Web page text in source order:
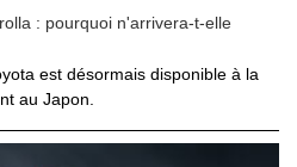
: pourquoi n'arrivera-t-elle
est désormais disponible à la
au Japon.